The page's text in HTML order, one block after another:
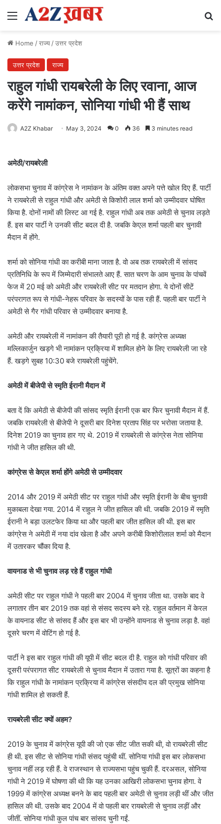
Menu
Home /राज्य/उत्तर प्रदेश
उत्तर प्रदेश राज्य
राहुल गांधी रायबरेली के लिए रवाना, आज
करेंगे नामांकन, सोनिया गांधी भी हैं साथ
A2Z Khabar May 3, 2024 0 36 3 minutes read
अमेठी/रायबरेली
लोकसभा चुनाव में कांग्रेस ने नामांकन के अंतिम वक्त अपने पत्ते खोल दिए हैं. पार्टी
ने रायबरेली से राहुल गांधी और अमेठी से किशोरी लाल शर्मा को उम्मीदवार घोषित
किया है. दोनों नामों की लिस्ट आ गई है. राहुल गांधी अब तक अमेठी से चुनाव लड़ते
हैं. इस बार पार्टी ने उनकी सीट बदल दी है. जबकि केएल शर्मा पहली बार चुनावी
मैदान में होंगे.
शर्मा को सोनिया गांधी का करीबी माना जाता है. वो अब तक रायबरेली में सांसद
प्रतिनिधि के रूप में जिम्मेदारी संभालते आए हैं. सात चरण के आम चुनाव के पांचवें
फेज में 20 मई को अमेठी और रायबरेली सीट पर मतदान होगा. ये दोनों सीटें
परंपरागत रूप से गांधी-नेहरू परिवार के सदस्यों के पास रही हैं. पहली बार पार्टी ने
अमेठी से गैर गांधी परिवार से उम्मीदवार बनाया है.
अमेठी और रायबरेली में नामांकन की तैयारी पूरी हो गई है. कांग्रेस अध्यक्ष
मल्लिकार्जुन खड़गे भी नामांकन प्रक्रिया में शामिल होने के लिए रायबरेली जा रहे
हैं. खड़गे सुबह 10:30 बजे रायबरेली पहुंचेंगे.
अमेठी में बीजेपी से स्मृति ईरानी मैदान में
बता दें कि अमेठी से बीजेपी की सांसद स्मृति ईरानी एक बार फिर चुनावी मैदान में हैं.
जबकि रायबरेली से बीजेपी ने दूसरी बार दिनेश प्रताप सिंह पर भरोसा जताया है.
दिनेश 2019 का चुनाव हार गए थे. 2019 में रायबरेली से कांग्रेस नेता सोनिया
गांधी ने जीत हासिल की थी.
कांग्रेस से केएल शर्मा होंगे अमेठी से उम्मीदवार
2014 और 2019 में अमेठी सीट पर राहुल गांधी और स्मृति ईरानी के बीच चुनावी
मुकाबला देखा गया. 2014 में राहुल ने जीत हासिल की थी. जबकि 2019 में स्मृति
ईरानी ने बड़ा उलटफेर किया था और पहली बार जीत हासिल की थी. इस बार
कांग्रेस ने अमेठी में नया दांव खेला है और अपने करीबी किशोरीलाल शर्मा को मैदान
में उतारकर चौंका दिया है.
वायनाड से भी चुनाव लड़ रहे हैं राहुल गांधी
अमेठी सीट पर राहुल गांधी ने पहली बार 2004 में चुनाव जीता था. उसके बाद वे
लगातार तीन बार 2019 तक वहां से संसद सदस्य बने रहे. राहुल वर्तमान में केरल
के वायनाड सीट से सांसद हैं और इस बार भी उन्होंने वायनाड से चुनाव लड़ा है. वहां
दूसरे चरण में वोटिंग हो गई है.
पार्टी ने इस बार राहुल गांधी की यूपी में सीट बदल दी है. राहुल को गांधी परिवार की
दूसरी परंपरागत सीट रायबरेली से चुनाव मैदान में उतारा गया है. सूत्रों का कहना है
कि राहुल गांधी के नामांकन प्रक्रिया में कांग्रेस संसदीय दल की प्रमुख सोनिया
गांधी शामिल हो सकती हैं.
रायबरेली सीट क्यों अहम?
2019 के चुनाव में कांग्रेस यूपी की जो एक सीट जीत सकी थी, वो रायबरेली सीट
ही थी. इस सीट से सोनिया गांधी संसद पहुंची थीं. सोनिया गांधी इस बार लोकसभा
चुनाव नहीं लड़ रही हैं. वे राजस्थान से राज्यसभा पहुंच चुकी हैं. दरअसल, सोनिया
गांधी ने 2019 में घोषणा की थी कि यह उनका आखिरी लोकसभा चुनाव होगा. वे
1999 में कांग्रेस अध्यक्ष बनने के बाद पहली बार अमेठी से चुनाव लड़ी थीं और जीत
हासिल की थी. उसके बाद 2004 में वो पहली बार रायबरेली से चुनाव लड़ीं और
जीतीं. सोनिया गांधी कुल पांच बार सांसद चुनी गईं.